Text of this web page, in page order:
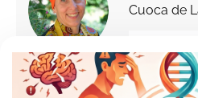
Cuoca de